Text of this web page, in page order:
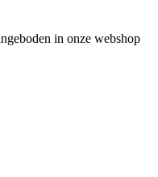
in onze webshop